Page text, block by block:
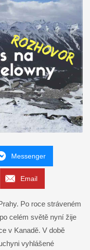
Messenger
Email
Po roce stráveném
celém světě nyní žije
v Kanadě. V době
vyhlášené